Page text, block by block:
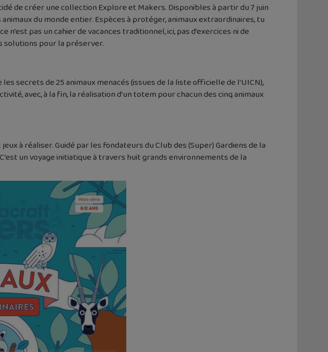
de créer une collection Explore et Makers. Disponibles à partir du 7 juin
du monde entier. Espèces à protéger, animaux extraordinaires, tu
pas un cahier de vacances traditionnel, ici, pas d’exercices ni de
solutions pour la préserver.
secrets de 25 animaux menacés (issues de la liste officielle de l’UICN),
avec, à la fin, la réalisation d’un totem pour chacun des cinq animaux
à réaliser. Guidé par les fondateurs du Club des (Super) Gardiens de la
un voyage initiatique à travers huit grands environnements de la